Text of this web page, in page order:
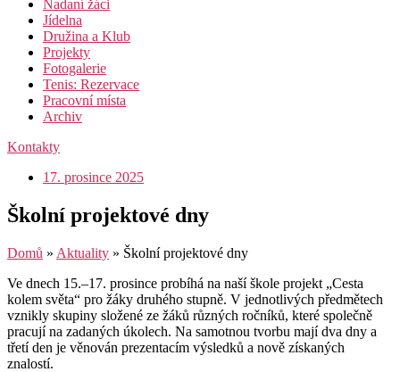
Nadaní žáci
Jídelna
Družina a Klub
Projekty
Fotogalerie
Tenis: Rezervace
Pracovní místa
Archiv
Kontakty
17. prosince 2025
Školní projektové dny
Domů » Aktuality » Školní projektové dny
Ve dnech 15.–17. prosince probíhá na naší škole projekt „Cesta
kolem světa“ pro žáky druhého stupně. V jednotlivých předmětech
vznikly skupiny složené ze žáků různých ročníků, které společně
pracují na zadaných úkolech. Na samotnou tvorbu mají dva dny a
třetí den je věnován prezentacím výsledků a nově získaných
znalostí.